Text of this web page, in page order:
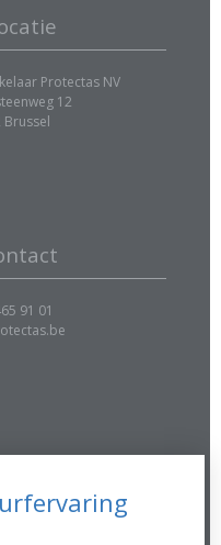
Protectas NV
12
Brussel
91 01
Info
A